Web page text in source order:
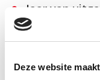
Deze website
Jaar van
ISBN:
Bekijk